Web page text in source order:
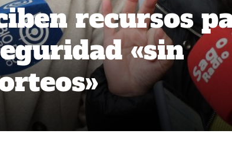
recursos
«sin